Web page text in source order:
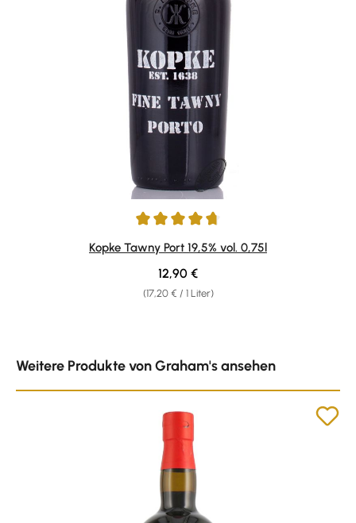
Durchschnittliche Bewertung von 4.85 von 5 Sternen
Kopke Tawny Port 19,5% vol. 0,75l
(17,20 € / 1 Liter)
Regulärer Preis:
12,90 €
Weitere Produkte von Graham's ansehen